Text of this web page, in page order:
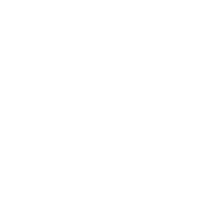
todos los cargos por
al uso del software y
telefónicas y
y sus proveedores de
contacto con usted en